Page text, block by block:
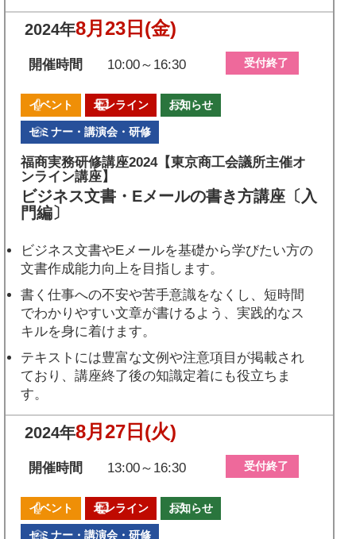
2024年8月23日 (金)
開催時間 10:00～16:30 受付終了
イベント オンライン お知らせ
セミナー・講演会・研修
福商実務研修講座2024【東京商工会議所主催オ
ンライン講座】
ビジネス文書・Eメールの書き方講座〔入
門編〕
ビジネス文書やEメールを基礎から学びたい方の
文書作成能力向上を目指します。
書く仕事への不安や苦手意識をなくし、短時間
でわかりやすい文章が書けるよう、実践的なス
キルを身に着けます。
テキストには豊富な文例や注意項目が掲載され
ており、講座終了後の知識定着にも役立ちま
す。
2024年8月27日 (火)
開催時間 13:00～16:30 受付終了
イベント オンライン お知らせ
セミナー・講演会・研修